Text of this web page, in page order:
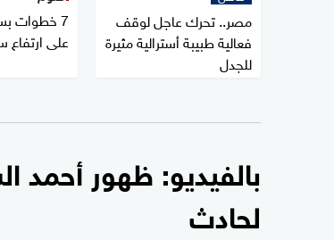
مصر.. تحرك عاجل لوقف
فعالية طبيبة أسترالية مثيرة
للجدل
7 خطوات
على ارتفاع
بالفيديو: ظهور أحمد
لحادث